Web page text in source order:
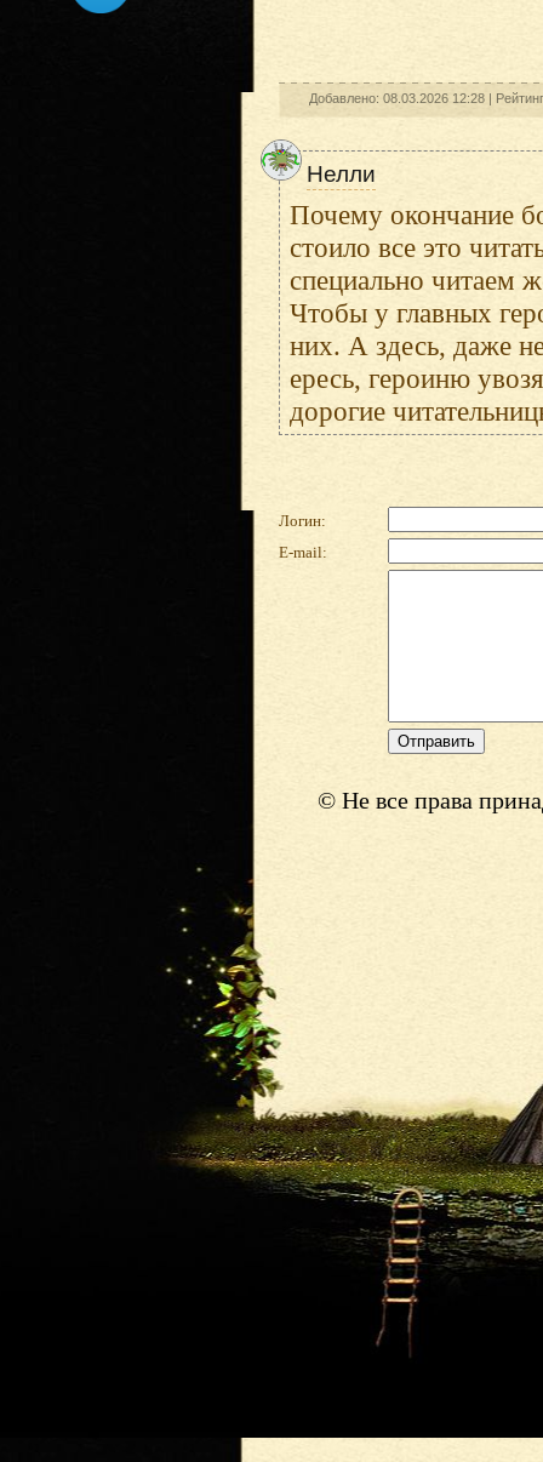
Добавлено: 08.03.2026 12:28 |
Нелли
Почему окончание
стоило все это
специально читаем
Чтобы у главных
них. А здесь, даже
ересь, героиню
дорогие
Логин:
E-mail:
© Не все права